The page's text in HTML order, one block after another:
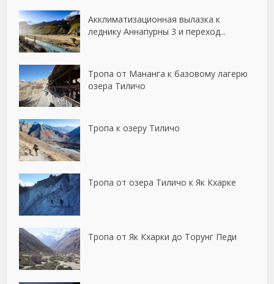
Акклиматизационная вылазка к
леднику Аннапурны 3 и переход...
Тропа от Мананга к базовому лагерю
озера Тиличо
Тропа к озеру Тиличо
Тропа от озера Тиличо к Як Кхарке
Тропа от Як Кхарки до Торунг Педи